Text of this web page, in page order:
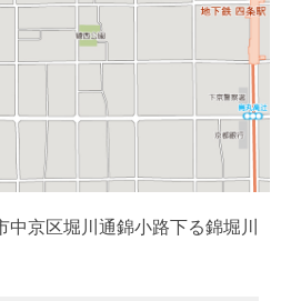
京区堀川通錦小路下る錦堀川